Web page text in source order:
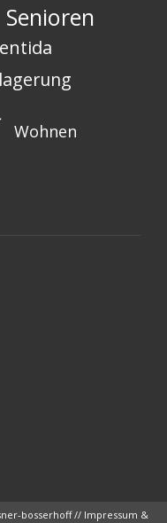
Senioren
Wohnen
bosserhoff// Impressum &